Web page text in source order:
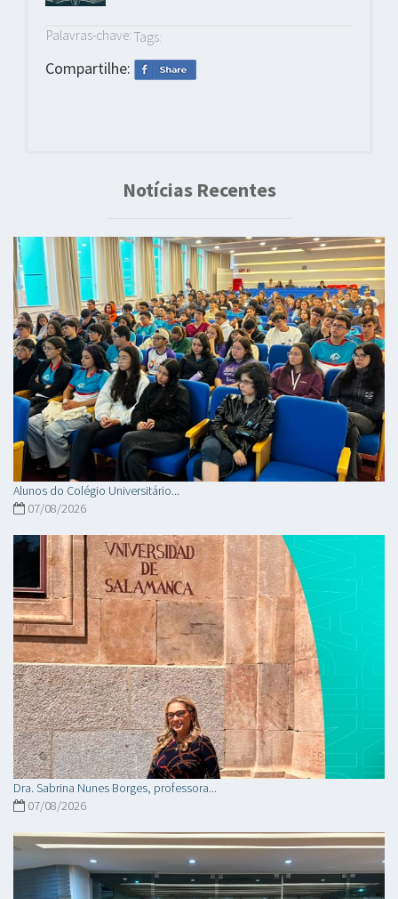
Palavras-chave: Tags:
Compartilhe:
Notícias Recentes
Alunos do Colégio Universitário...
07/08/2026
Dra. Sabrina Nunes Borges, professora...
07/08/2026